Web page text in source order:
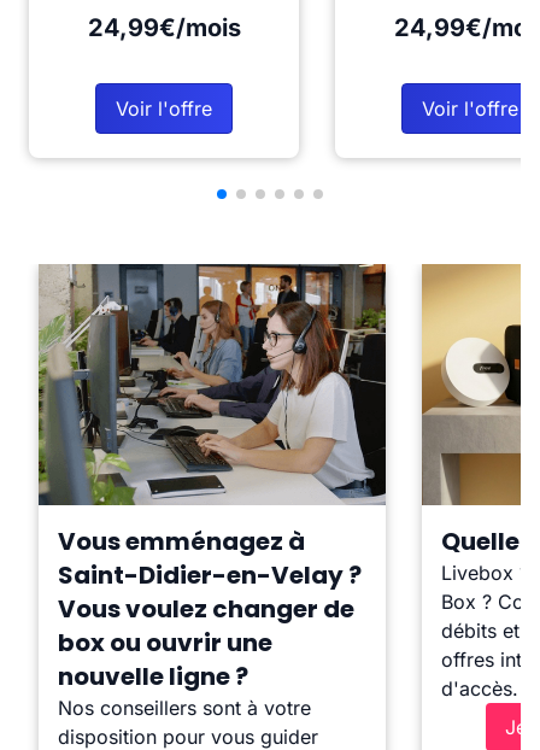
24,99€/mois
Voir l'offre
24,99€/
Voir l'offre
Vous emménagez à
Saint-Didier-en-Velay ?
Vous voulez changer de
box ou ouvrir une
nouvelle ligne ?
Nos conseillers sont à votre
disposition pour vous guider
Quelle
Livebox ?
Box ?
débits et
offres
d'accès.
Je